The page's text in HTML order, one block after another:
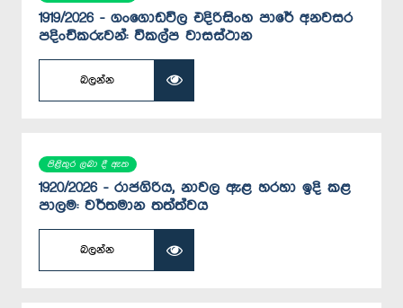
1919/2026 - ගංගොඩවිල එදිරිසිංහ පාරේ අනවසර
පදිංචිකරුවන්: විකල්ප වාසස්ථාන
බලන්න
පිළිතුර ලබා දී ඇත
1920/2026 - රාජගිරිය, නාවල ඇළ හරහා ඉදි කළ
පාලම: වර්තමාන තත්ත්වය
බලන්න